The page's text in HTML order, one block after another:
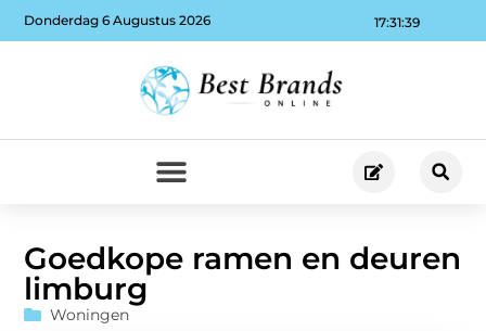
17:31:41
Donderdag 6 Augustus 2026
Goedkope ramen en deuren
limburg
Woningen